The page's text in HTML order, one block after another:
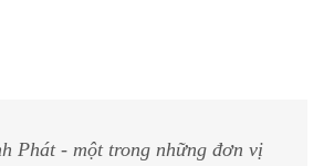
Phát - một trong những đơn vị